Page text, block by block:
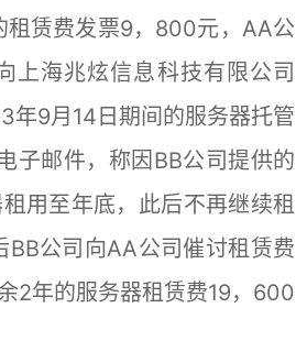
赁费发票9，800元，AA公
上海兆炫信息科技有限公司
年9月14日期间的服务器托管
子邮件，称因BB公司提供的
用至年底，此后不再继续租
公司向AA公司催讨租赁费
2年的服务器租赁费19，600